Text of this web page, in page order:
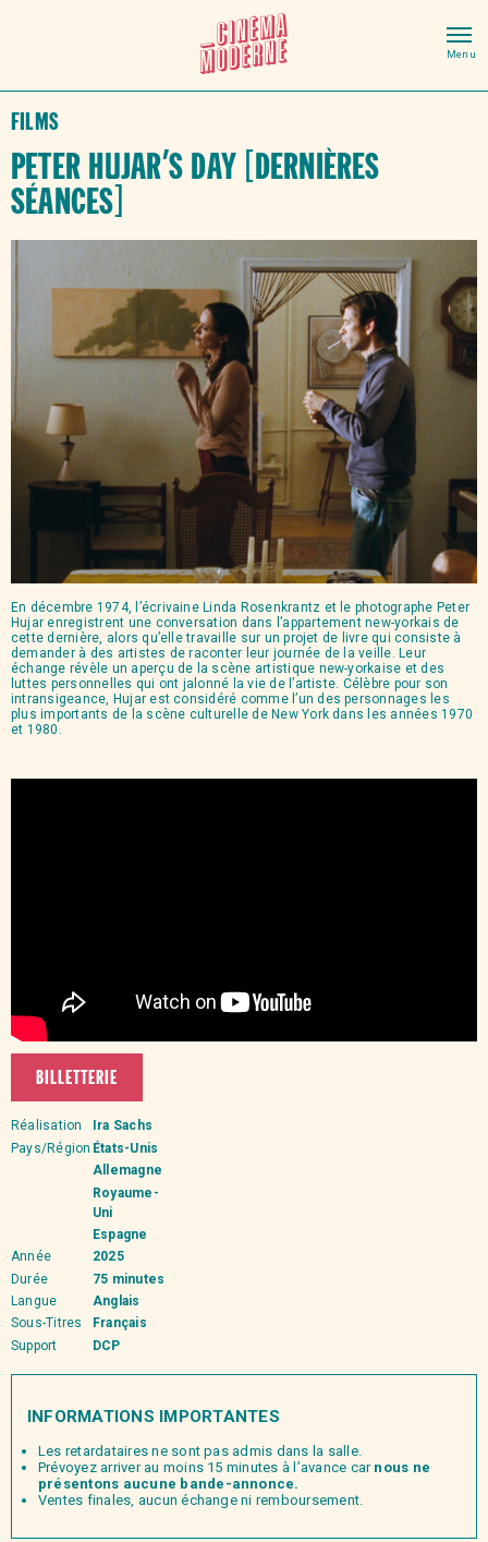
Films
Peter Hujar’s Day [DERNIÈRES
SÉANCES]
En décembre 1974, l’écrivaine Linda Rosenkrantz et le photographe Peter
Hujar enregistrent une conversation dans l’appartement new-yorkais de
cette dernière, alors qu’elle travaille sur un projet de livre qui consiste à
demander à des artistes de raconter leur journée de la veille. Leur
échange révèle un aperçu de la scène artistique new-yorkaise et des
luttes personnelles qui ont jalonné la vie de l’artiste. Célèbre pour son
intransigeance, Hujar est considéré comme l’un des personnages les
plus importants de la scène culturelle de New York dans les années 1970
et 1980.
BILLETTERIE
Réalisation
Ira Sachs
Pays/Région États-Unis
Allemagne
Royaume-
Uni
Espagne
Année
2025
Durée
75 minutes
Langue
Anglais
Sous-Titres
Français
Support
DCP
INFORMATIONS IMPORTANTES
Les retardataires ne sont pas admis dans la salle.
Prévoyez arriver au moins 15 minutes à l’avance carnous ne
présentons aucune bande-annonce.
Ventes finales, aucun échange ni remboursement.